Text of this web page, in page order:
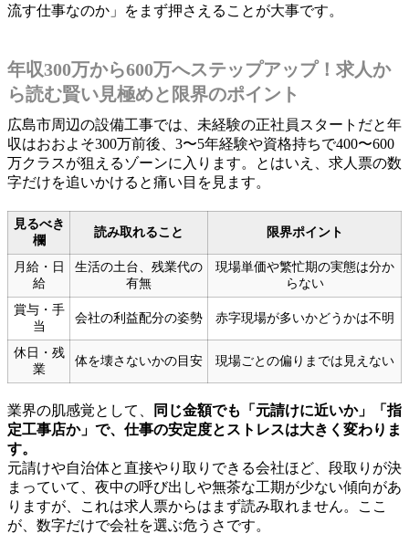
流す仕事なのか」をまず押さえることが大事です。
年収300万から600万へステップアップ！求人か
ら読む賢い見極めと限界のポイント
広島市周辺の設備工事では、未経験の正社員スタートだと年
収はおおよそ300万前後、3〜5年経験や資格持ちで400〜600
万クラスが狙えるゾーンに入ります。とはいえ、求人票の数
字だけを追いかけると痛い目を見ます。
見るべき
欄
読み取れること 限界ポイント
月給・日
給
生活の土台、残業代の
有無
現場単価や繁忙期の実態は分か
らない
賞与・手
当
会社の利益配分の姿勢 赤字現場が多いかどうかは不明
休日・残
業
体を壊さないかの目安 現場ごとの偏りまでは見えない
業界の肌感覚として、
同じ金額でも「元請けに近いか」「指
定工事店か」で、仕事の安定度とストレスは大きく変わりま
す。
元請けや自治体と直接やり取りできる会社ほど、段取りが決
まっていて、夜中の呼び出しや無茶な工期が少ない傾向があ
りますが、これは求人票からはまず読み取れません。ここ
が、数字だけで会社を選ぶ危うさです。